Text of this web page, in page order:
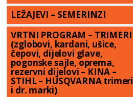
LEŽAJEVI – SEMERINZI
VRTNI PROGRAM – TRIMERI
(zglobovi, kardani, ušice,
čepovi, dijelovi glave,
pogonske sajle, oprema,
rezervni dijelovi – KINA –
STIHL – HUSQVARNA trimeri
i dr. marki)